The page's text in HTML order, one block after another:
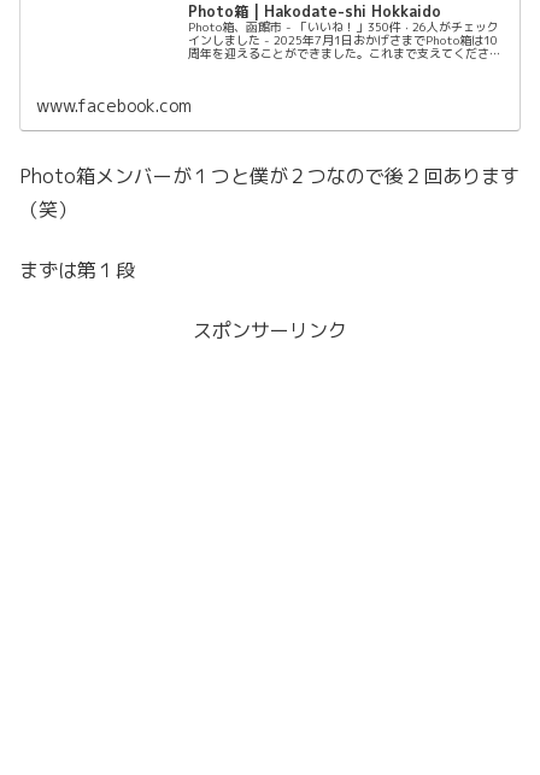
Photo箱 | Hakodate-shi Hokkaido
Photo箱、函館市 - 「いいね！」350件 · 26人がチェック
インしました - 2025年7月1日おかげさまでPhoto箱は10
周年を迎えることができました。これまで支えてくださっ
www.facebook.com
Photo箱メンバーが１つと僕が２つなので後２回あります
（笑）
まずは第１段
スポンサーリンク